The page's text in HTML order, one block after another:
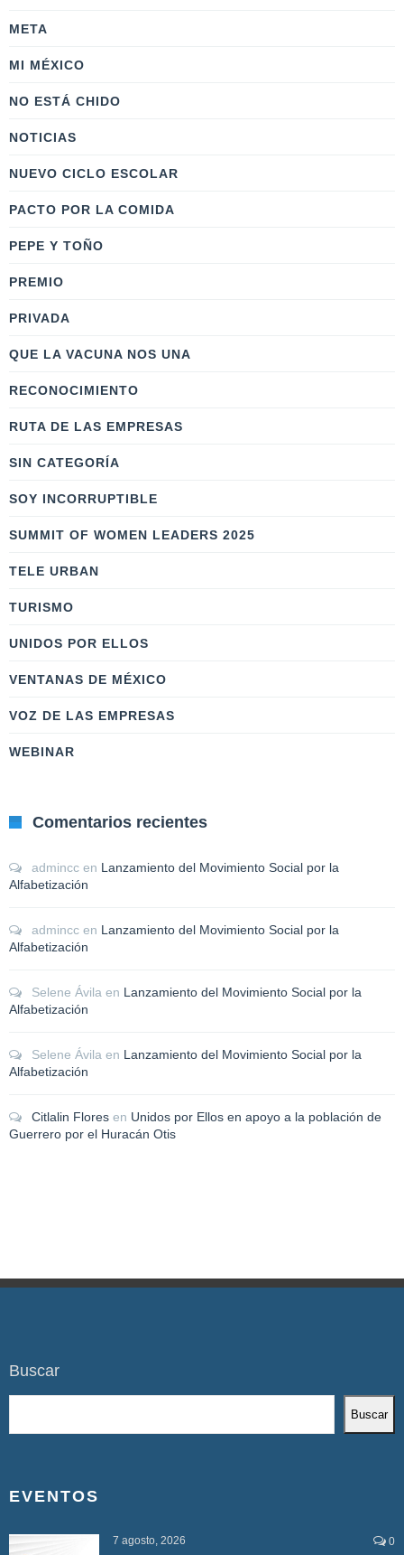
META
MI MÉXICO
NO ESTÁ CHIDO
NOTICIAS
NUEVO CICLO ESCOLAR
PACTO POR LA COMIDA
PEPE Y TOÑO
PREMIO
PRIVADA
QUE LA VACUNA NOS UNA
RECONOCIMIENTO
RUTA DE LAS EMPRESAS
SIN CATEGORÍA
SOY INCORRUPTIBLE
SUMMIT OF WOMEN LEADERS 2025
TELE URBAN
TURISMO
UNIDOS POR ELLOS
VENTANAS DE MÉXICO
VOZ DE LAS EMPRESAS
WEBINAR
Comentarios recientes
admincc en Lanzamiento del Movimiento Social por la
Alfabetización
admincc en Lanzamiento del Movimiento Social por la
Alfabetización
Selene Ávila en Lanzamiento del Movimiento Social por la
Alfabetización
Selene Ávila en Lanzamiento del Movimiento Social por la
Alfabetización
Citlalin Flores en Unidos por Ellos en apoyo a la población de
Guerrero por el Huracán Otis
Buscar
Buscar
EVENTOS
7 agosto, 2026 0